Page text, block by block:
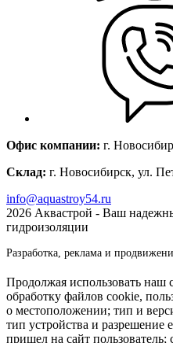
Офис компании: г.
Склад: г. Новосибирск, ул.
info@aquastroy54.ru
2026 Аквастрой - Ваш
гидроизоляции
Разработка, реклама и
Продолжая использовать наш
обработку файлов cookie,
о местоположении; тип и
тип устройства и разрешение
пришел на сайт пользователь;